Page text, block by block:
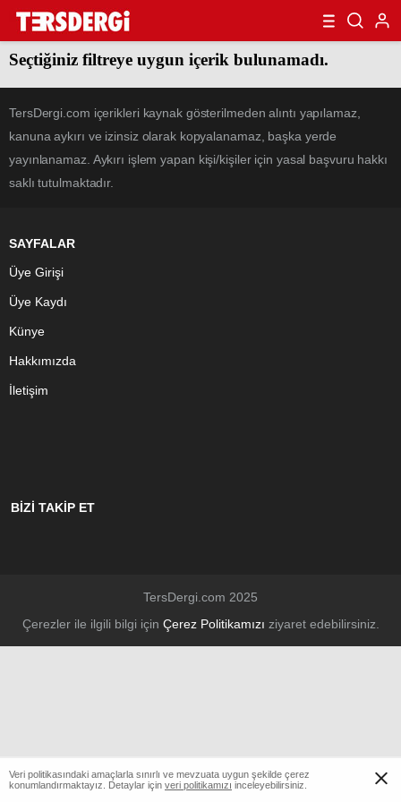
Seçtiğiniz filtreye uygun içerik bulunamadı.
TersDergi.com içerikleri kaynak gösterilmeden alıntı yapılamaz,
kanuna aykırı ve izinsiz olarak kopyalanamaz, başka yerde
yayınlanamaz. Aykırı işlem yapan kişi/kişiler için yasal başvuru hakkı
saklı tutulmaktadır.
SAYFALAR
Üye Girişi
Üye Kaydı
Künye
Hakkımızda
İletişim
BİZİ TAKİP ET
TersDergi.com 2025
Çerezler ile ilgili bilgi için Çerez Politikamızı ziyaret edebilirsiniz.
Veri politikasındaki amaçlarla sınırlı ve mevzuata uygun şekilde çerez
konumlandırmaktayız. Detaylar için veri politikamızı inceleyebilirsiniz.